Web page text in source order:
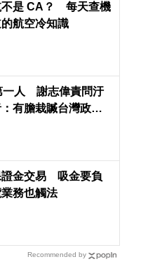
不是 CA？ 每天查機
航空冷知識
一人 謝志偉責問汙
有膽栽贓台灣政
證金交易 吸金要負
務也觸法
Recommended by